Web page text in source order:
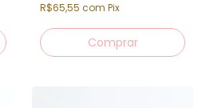
R$65,55 com Pix